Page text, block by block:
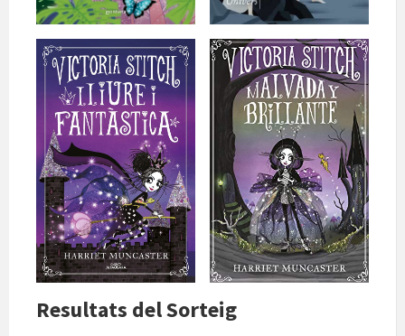
Resultats del Sorteig